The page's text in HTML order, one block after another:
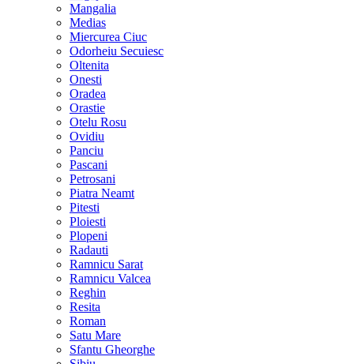
Mangalia
Medias
Miercurea Ciuc
Odorheiu Secuiesc
Oltenita
Onesti
Oradea
Orastie
Otelu Rosu
Ovidiu
Panciu
Pascani
Petrosani
Piatra Neamt
Pitesti
Ploiesti
Plopeni
Radauti
Ramnicu Sarat
Ramnicu Valcea
Reghin
Resita
Roman
Satu Mare
Sfantu Gheorghe